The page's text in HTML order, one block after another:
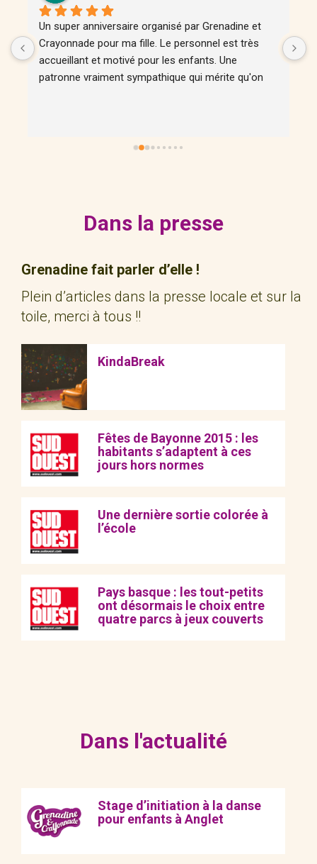
Un super anniversaire organisé par Grenadine et
Crayonnade pour ma fille. Le personnel est très
accueillant et motivé pour les enfants. Une
patronne vraiment sympathique qui mérite qu'on
Dans la presse
Grenadine fait parler d’elle !
Plein d’articles dans la presse locale et sur la
toile, merci à tous !!
KindaBreak
Fêtes de Bayonne 2015 : les
habitants s’adaptent à ces
jours hors normes
Une dernière sortie colorée à
l’école
Pays basque : les tout-petits
ont désormais le choix entre
quatre parcs à jeux couverts
Dans l'actualité
Stage d’initiation à la danse
pour enfants à Anglet